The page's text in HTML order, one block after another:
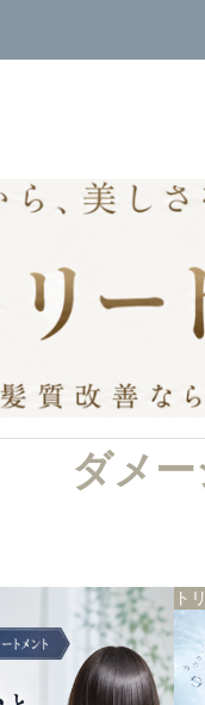
美容室単価アップ
美容室の客単価アップに
の作り方｜選ばれる見せ
ダメ
ト